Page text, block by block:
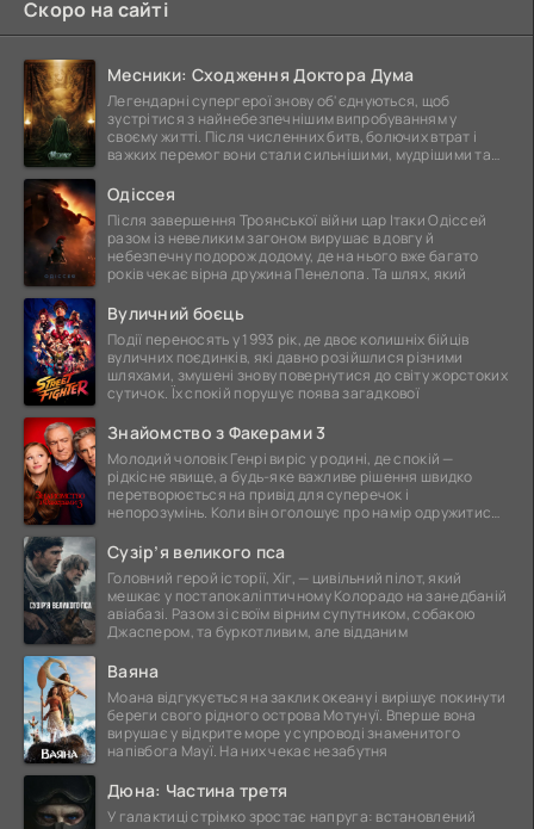
Скоро на сайті
Месники: Сходження Доктора Дума
Легендарні супергерої знову об'єднуються, щоб
зустрітися з найнебезпечнішим випробуванням у
своєму житті. Після численних битв, болючих втрат і
важких перемог вони стали сильнішими, мудрішими та
Одіссея
Після завершення Троянської війни цар Ітаки Одіссей
разом із невеликим загоном вирушає в довгу й
небезпечну подорож додому, де на нього вже багато
років чекає вірна дружина Пенелопа. Та шлях, який
Вуличний боєць
Події переносять у 1993 рік, де двоє колишніх бійців
вуличних поєдинків, які давно розійшлися різними
шляхами, змушені знову повернутися до світу жорстоких
сутичок. Їх спокій порушує поява загадкової
Знайомство з Факерами 3
Молодий чоловік Генрі виріс у родині, де спокій —
рідкісне явище, а будь-яке важливе рішення швидко
перетворюється на привід для суперечок і
непорозумінь. Коли він оголошує про намір одружитися,
Сузір’я великого пса
Головний герой історії, Хіг, — цивільний пілот, який
мешкає у постапокаліптичному Колорадо на занедбаній
авіабазі. Разом зі своїм вірним супутником, собакою
Джаспером, та буркотливим, але відданим
Ваяна
Моана відгукується на заклик океану і вирішує покинути
береги свого рідного острова Мотунуї. Вперше вона
вирушає у відкрите море у супроводі знаменитого
напівбога Мауї. На них чекає незабутня
Дюна: Частина третя
У галактиці стрімко зростає напруга: встановлений